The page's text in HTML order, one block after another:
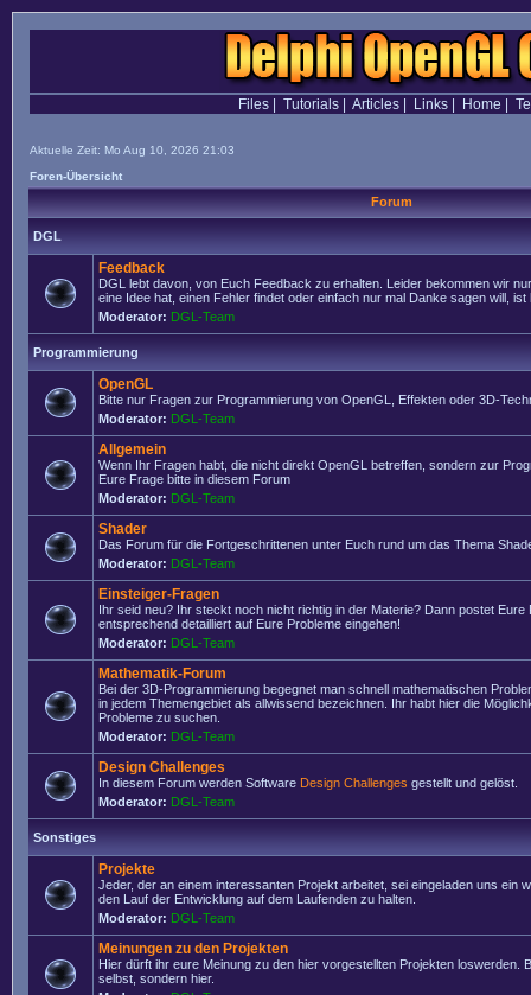
Files| Tutorials| Articles| Links| Home
Aktuelle Zeit: Mo Aug 10, 2026 21:03
Foren-Übersicht
Forum
DGL
Feedback
DGL lebt davon, von Euch Feedback zu erhalten. Leider bekommen wir
eine Idee hat, einen Fehler findet oder einfach nur mal Danke sagen will, ist
Moderator: DGL-Team
Programmierung
OpenGL
Bitte nur Fragen zur Programmierung von OpenGL, Effekten oder 3D-
Moderator: DGL-Team
Allgemein
Wenn Ihr Fragen habt, die nicht direkt OpenGL betreffen, sondern zur
Eure Frage bitte in diesem Forum
Moderator: DGL-Team
Shader
Das Forum für die Fortgeschrittenen unter Euch rund um das Thema
Moderator: DGL-Team
Einsteiger-Fragen
Ihr seid neu? Ihr steckt noch nicht richtig in der Materie? Dann postet Eure
entsprechend detailliert auf Eure Probleme eingehen!
Moderator: DGL-Team
Mathematik-Forum
Bei der 3D-Programmierung begegnet man schnell mathematischen
in jedem Themengebiet als allwissend bezeichnen. Ihr habt hier die
Probleme zu suchen.
Moderator: DGL-Team
Design Challenges
In diesem Forum werden Software Design Challenges gestellt und gelöst.
Moderator: DGL-Team
Sonstiges
Projekte
Jeder, der an einem interessanten Projekt arbeitet, sei eingeladen uns ein
den Lauf der Entwicklung auf dem Laufenden zu halten.
Moderator: DGL-Team
Meinungen zu den Projekten
Hier dürft ihr eure Meinung zu den hier vorgestellten Projekten loswerden.
selbst, sondern hier.